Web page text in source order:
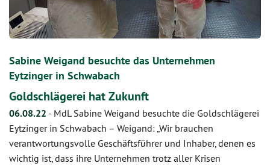
Sabine Weigand besuchte das Unternehmen
Eytzinger in Schwabach
Goldschlägerei hat Zukunft
06.08.22 - MdL Sabine Weigand besuchte die Goldschlägerei
Eytzinger in Schwabach – Weigand: „Wir brauchen
verantwortungsvolle Geschäftsführer und Inhaber, denen es
wichtig ist, dass ihre Unternehmen trotz aller Krisen